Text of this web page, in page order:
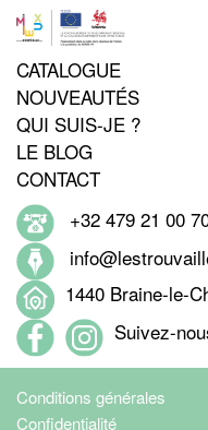
CATALOGUE
NOUVEAUTÉS
QUI SUIS-JE ?
LE BLOG
CONTACT
+32 479 21 00
1440 Braine-le-
Suivez-
Conditions générales
Confidentialité